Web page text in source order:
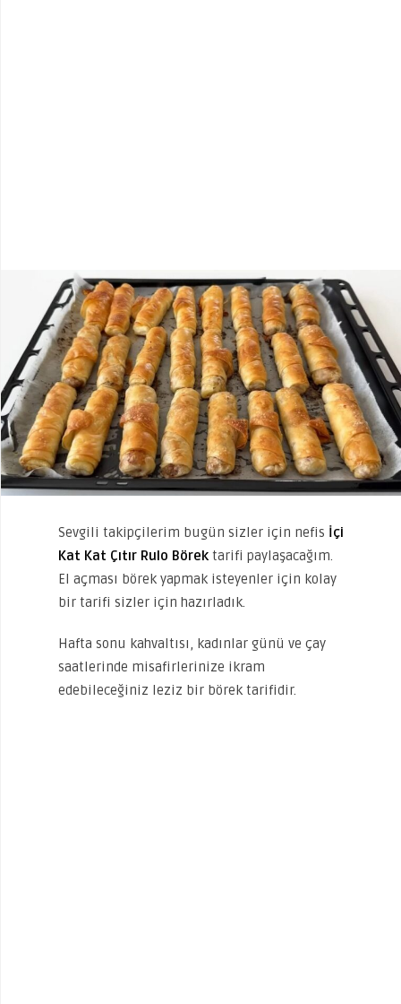
Sevgili takipçilerim bugün sizler için nefis İçi
Kat Kat Çıtır Rulo Börektarifi paylaşacağım.
El açması börek yapmak isteyenler için kolay
bir tarifi sizler için hazırladık.
Hafta sonu kahvaltısı, kadınlar günü ve çay
saatlerinde misafirlerinize ikram
edebileceğiniz leziz bir börek tarifidir.